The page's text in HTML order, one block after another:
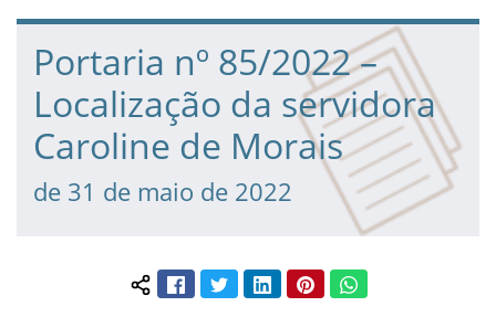
Fim da navegação
Início do conteúdo
Portaria nº 85/2022 –
Localização da servidora
Caroline de Morais
de 31 de maio de 2022
Compartilhar conteúdo:
FacebookTwitterLinkedInPinterestWhatsApp